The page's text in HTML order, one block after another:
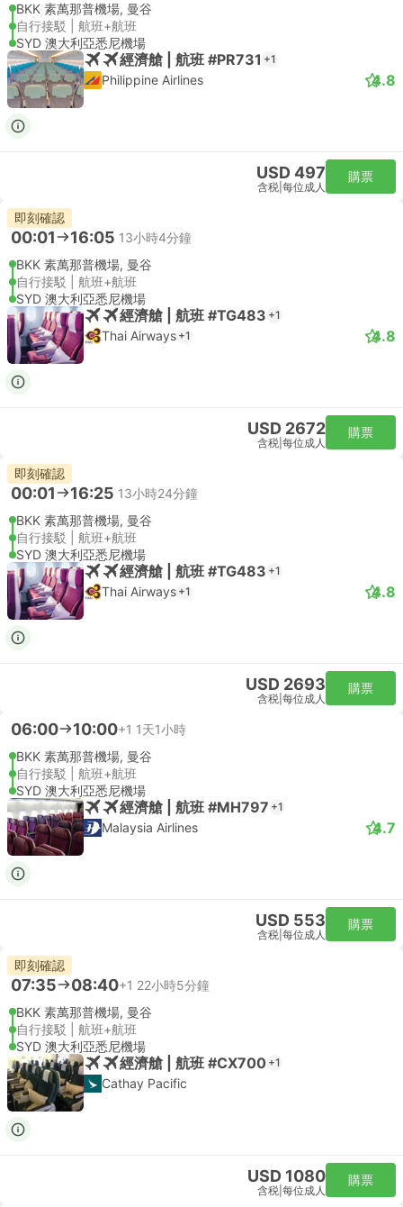
BKK 素萬那普機場, 曼谷
自行接駁 | 航班+航班
SYD 澳大利亞悉尼機場
經濟艙 | 航班 #PR731 +1
Philippine Airlines 4.8
USD 497
含税 每位成人
購票
即刻確認
00:01 16:05 13小時4分鐘
BKK 素萬那普機場, 曼谷
自行接駁 | 航班+航班
SYD 澳大利亞悉尼機場
經濟艙 | 航班 #TG483 +1
Thai Airways +1 4.8
USD 2672
含税 每位成人
購票
即刻確認
00:01 16:25 13小時24分鐘
BKK 素萬那普機場, 曼谷
自行接駁 | 航班+航班
SYD 澳大利亞悉尼機場
經濟艙 | 航班 #TG483 +1
Thai Airways +1 4.8
USD 2693
含税 每位成人
購票
06:00 10:00+1 1天1小時
BKK 素萬那普機場, 曼谷
自行接駁 | 航班+航班
SYD 澳大利亞悉尼機場
經濟艙 | 航班 #MH797 +1
Malaysia Airlines 4.7
USD 553
含税 每位成人
購票
即刻確認
07:35 08:40+1 22小時5分鐘
BKK 素萬那普機場, 曼谷
自行接駁 | 航班+航班
SYD 澳大利亞悉尼機場
經濟艙 | 航班 #CX700 +1
Cathay Pacific
USD 1080
含税 每位成人
購票